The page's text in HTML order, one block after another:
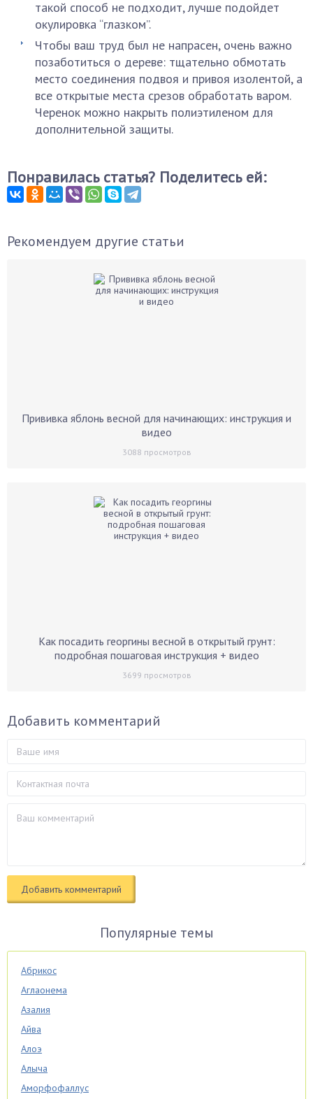
такой способ не подходит, лучше подойдет
окулировка “глазком”.
Чтобы ваш труд был не напрасен, очень важно
позаботиться о дереве: тщательно обмотать
место соединения подвоя и привоя изолентой, а
все открытые места срезов обработать варом.
Черенок можно накрыть полиэтиленом для
дополнительной защиты.
Понравилась статья? Поделитесь ей:
Рекомендуем другие статьи
Прививка яблонь весной для начинающих: инструкция и
видео
3088 просмотров
Как посадить георгины весной в открытый грунт:
подробная пошаговая инструкция + видео
3699 просмотров
Добавить комментарий
Популярные темы
Абрикос
Аглаонема
Азалия
Айва
Алоэ
Алыча
Аморфофаллус